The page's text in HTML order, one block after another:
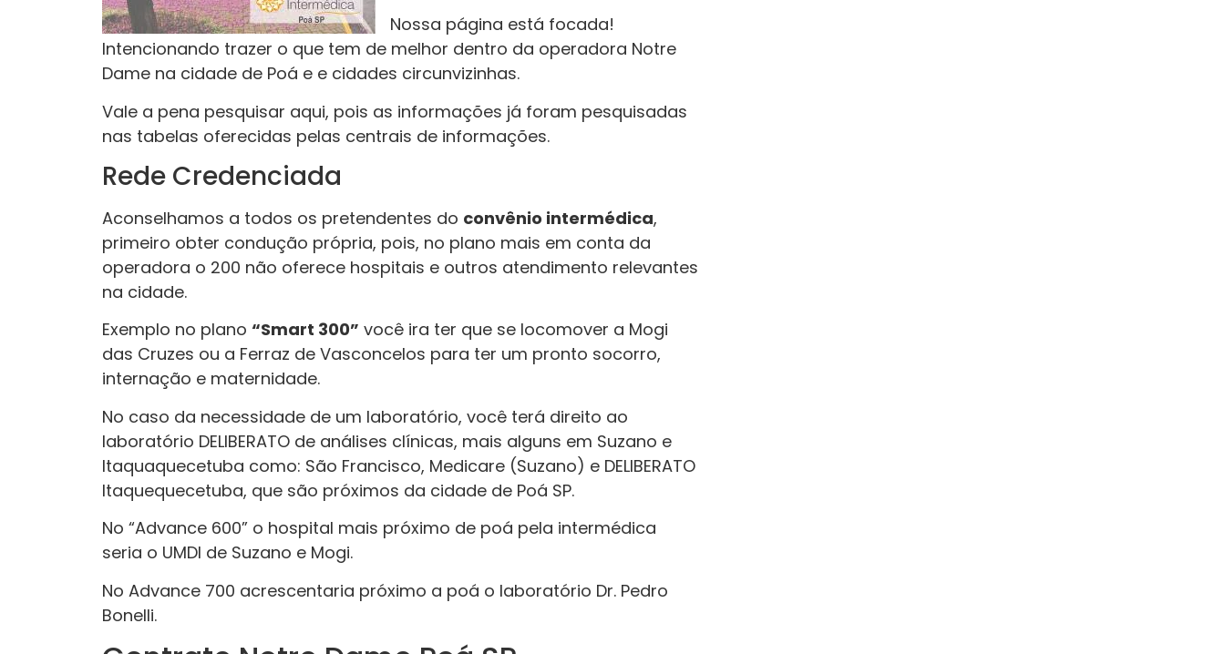
Nossa página está focada!
Intencionando trazer o que tem de melhor dentro da operadora Notre
Dame na cidade de Poá e e cidades circunvizinhas.
Vale a pena pesquisar aqui, pois as informações já foram pesquisadas
nas tabelas oferecidas pelas centrais de informações.
Rede Credenciada
Aconselhamos a todos os pretendentes do convênio intermédica,
primeiro obter condução própria, pois, no plano mais em conta da
operadora o 200 não oferece hospitais e outros atendimento relevantes
na cidade.
Exemplo no plano “Smart 300” você ira ter que se locomover a Mogi
das Cruzes ou a Ferraz de Vasconcelos para ter um pronto socorro,
internação e maternidade.
No caso da necessidade de um laboratório, você terá direito ao
laboratório DELIBERATO de análises clínicas, mais alguns em Suzano e
Itaquaquecetuba como: São Francisco, Medicare (Suzano) e DELIBERATO
Itaquequecetuba, que são próximos da cidade de Poá SP.
No “Advance 600” o hospital mais próximo de poá pela intermédica
seria o UMDI de Suzano e Mogi.
No Advance 700 acrescentaria próximo a poá o laboratório Dr. Pedro
Bonelli.